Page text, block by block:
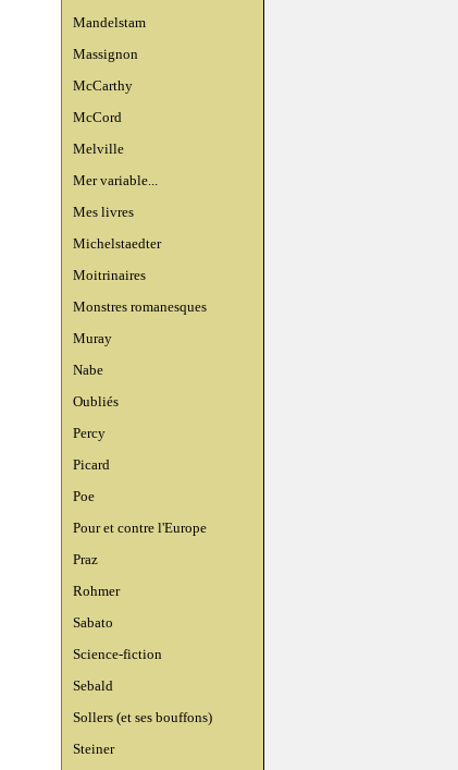
Mandelstam
Massignon
McCarthy
McCord
Melville
Mer variable...
Mes livres
Michelstaedter
Moitrinaires
Monstres romanesques
Muray
Nabe
Oubliés
Percy
Picard
Poe
Pour et contre l'Europe
Praz
Rohmer
Sabato
Science-fiction
Sebald
Sollers (et ses bouffons)
Steiner